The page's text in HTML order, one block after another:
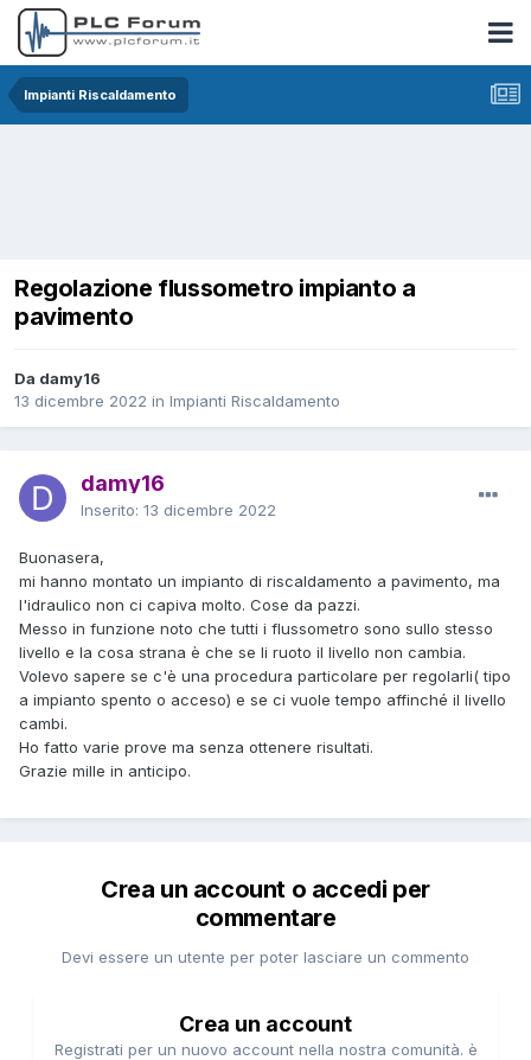
Impianti Riscaldamento
Regolazione flussometro impianto a
pavimento
Da damy16
13 dicembre 2022 in Impianti Riscaldamento
damy16
Inserito: 13 dicembre 2022
Buonasera,
mi hanno montato un impianto di riscaldamento a pavimento, ma
l'idraulico non ci capiva molto. Cose da pazzi.
Messo in funzione noto che tutti i flussometro sono sullo stesso
livello e la cosa strana è che se li ruoto il livello non cambia.
Volevo sapere se c'è una procedura particolare per regolarli( tipo
a impianto spento o acceso) e se ci vuole tempo affinché il livello
cambi.
Ho fatto varie prove ma senza ottenere risultati.
Grazie mille in anticipo.
Crea un account o accedi per
commentare
Devi essere un utente per poter lasciare un commento
Crea un account
Registrati per un nuovo account nella nostra comunità. è